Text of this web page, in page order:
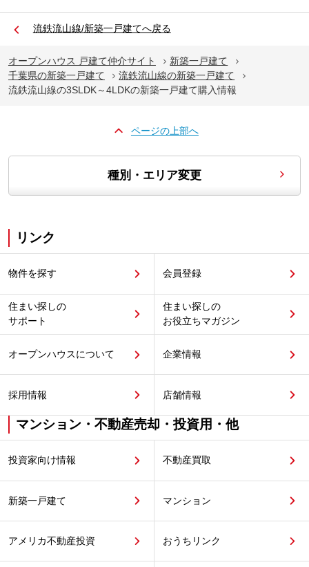
流鉄流山線/新築一戸建てへ戻る
オープンハウス 戸建て仲介サイト
新築一戸建て
千葉県の新築一戸建て
流鉄流山線の新築一戸建て
流鉄流山線の3SLDK～4LDKの新築一戸建て購入情報
ページの上部へ
種別・エリア変更
リンク
物件を探す 会員登録
住まい探しの
サポート
住まい探しの
お役立ちマガジン
オープンハウスについて 企業情報
採用情報 店舗情報
マンション・不動産売却・投資用・他
投資家向け情報 不動産買取
新築一戸建て マンション
アメリカ不動産投資 おうちリンク